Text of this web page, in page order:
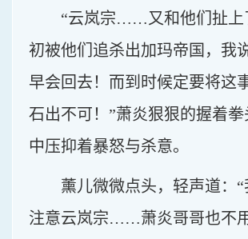
“云岚宗……又和他们扯上
初被他们追杀出加玛帝国，我
早会回去！而到时候定要将这
石出不可！”萧炎狠狠的握着拳
中压抑着暴怒与杀意。
薰儿微微点头，轻声道：
注意云岚宗……萧炎哥哥也不